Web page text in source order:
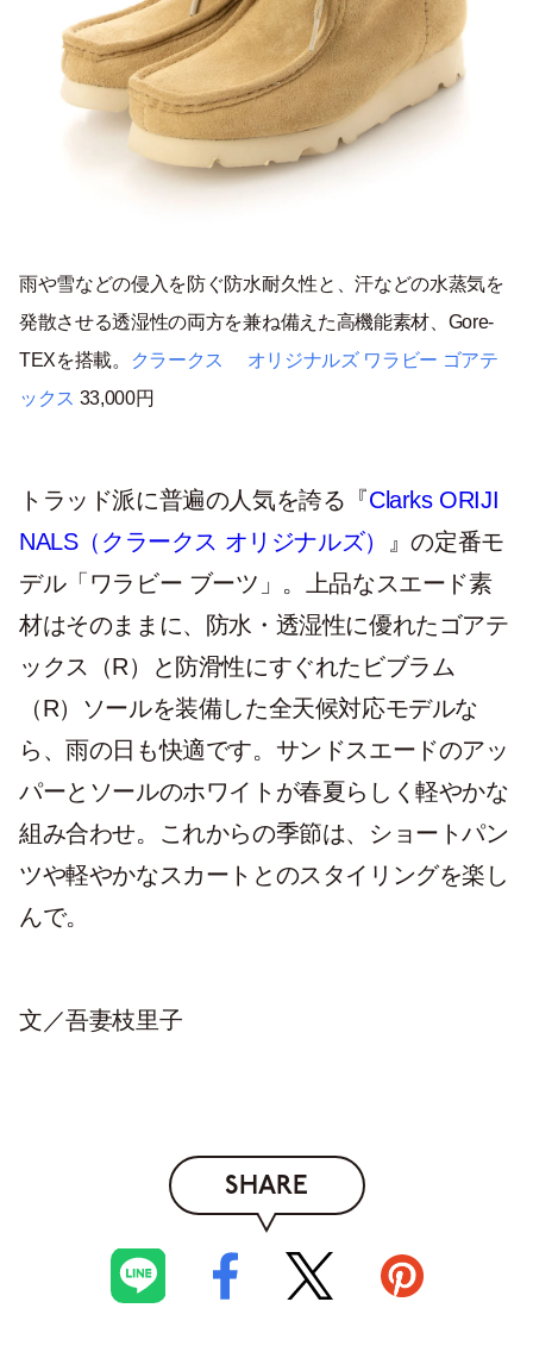
雨や雪などの侵入を防ぐ防水耐久性と、汗などの水蒸気を
発散させる透湿性の両方を兼ね備えた高機能素材、Gore-
TEXを搭載。
クラークス オリジナルズ ワラビー ゴアテ
ックス 33,000円
トラッド派に普遍の人気を誇る『Clarks ORIJI
NALS（クラークス オリジナルズ）
』の定番モ
デル「ワラビー ブーツ」。上品なスエード素
材はそのままに、防水・透湿性に優れたゴアテ
ックス（R）と防滑性にすぐれたビブラム
（R）ソールを装備した全天候対応モデルな
ら、雨の日も快適です。サンドスエードのアッ
パーとソールのホワイトが春夏らしく軽やかな
組み合わせ。これからの季節は、ショートパン
ツや軽やかなスカートとのスタイリングを楽し
んで。
文／吾妻枝里子
SHARE